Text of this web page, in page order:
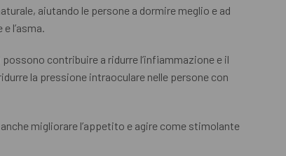
aiutando le persone a dormire meglio e ad
l’asma.
contribuire a ridurre l’infiammazione e il
la pressione intraoculare nelle persone con
migliorare l’appetito e agire come stimolante